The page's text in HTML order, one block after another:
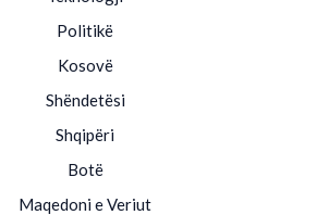
Politikë
Kosovë
Shëndetësi
Shqipëri
Botë
Maqedoni e Veriut